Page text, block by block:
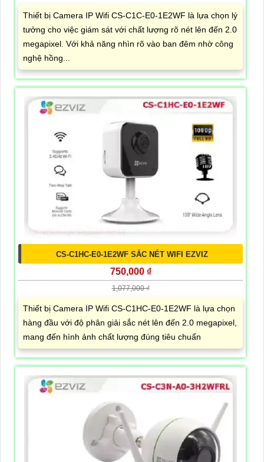
Thiết bị Camera IP Wifi CS-C1C-E0-1E2WF là lựa chọn lý
tưởng cho việc giám sát với chất lượng rõ nét lên đến 2.0
megapixel. Với khả năng nhìn rõ vào ban đêm nhờ công
nghệ hồng...
CS-C1HC-E0-1E2WF SẮC NÉT WIFI EZVIZ
750,000 ₫
1,077,000 ₫
Thiết bị Camera IP Wifi CS-C1HC-E0-1E2WF là lựa chọn
hàng đầu với độ phân giải sắc nét lên đến 2.0 megapixel,
mang đến hình ảnh chất lượng đúng tiêu chuẩn